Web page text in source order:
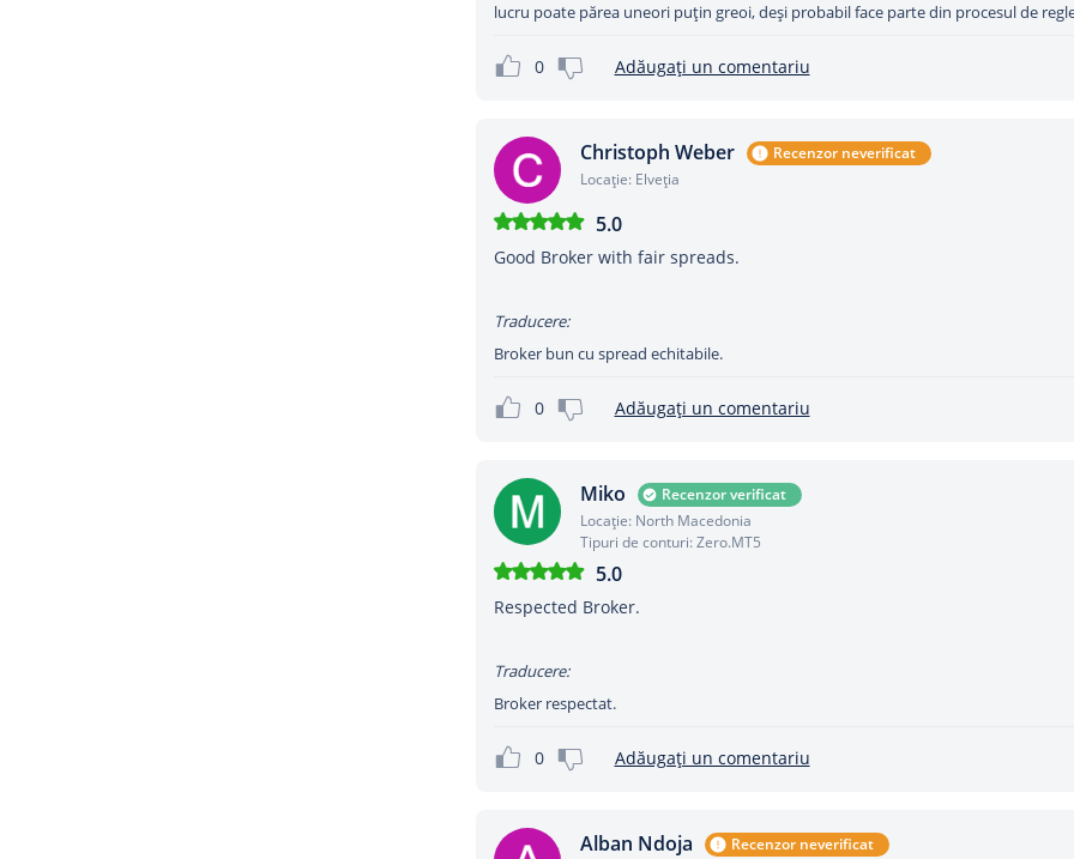
lucru poate părea uneori puțin greoi, deși probabil face parte din procesul de
0 Adăugați un comentariu
Christoph Weber
Recenzor neverificat
Locație: Elveţia
5.0
Good Broker with fair spreads.
Traducere:
Broker bun cu spread echitabile.
0 Adăugați un comentariu
Miko
Recenzor verificat
Locație: North Macedonia
Tipuri de conturi: Zero.MT5
5.0
Respected Broker.
Traducere:
Broker respectat.
0 Adăugați un comentariu
Alban Ndoja
Recenzor neverificat